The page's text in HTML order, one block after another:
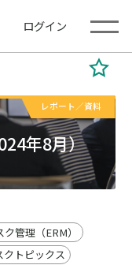
ログイン
レポート／資料
年8月）
管理（ERM）
クトピックス